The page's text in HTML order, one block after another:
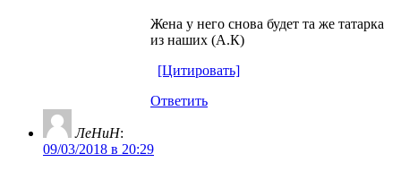
Жена у него снова будет та же татарка
из наших (А.К)
[Цитировать]
Ответить
ЛеНиН:
09/03/2018 в 20:29